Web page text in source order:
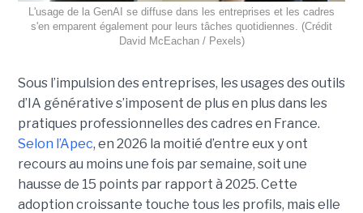
L'usage de la GenAI se diffuse dans les entreprises et les cadres
s'en emparent également pour leurs tâches quotidiennes. (Crédit
David McEachan / Pexels)
Sous l’impulsion des entreprises, les usages des outils
d’IA générative s’imposent de plus en plus dans les
pratiques professionnelles des cadres en France.
Selon l’Apec, en 2026 la moitié d’entre eux y ont
recours au moins une fois par semaine, soit une
hausse de 15 points par rapport à 2025. Cette
adoption croissante touche tous les profils, mais elle